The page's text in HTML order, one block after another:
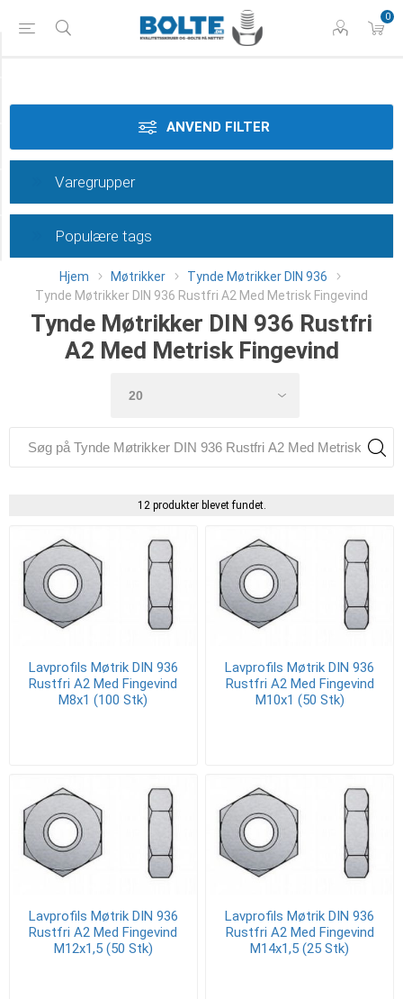
0
Hjem Møtrikker
Tynde Møtrikker DIN 936
Tynde Møtrikker DIN 936 Rustfri A2 Med Metrisk Fingevind
Tynde Møtrikker DIN 936 Rustfri
A2 Med Metrisk Fingevind
12 produkter blevet fundet.
Lavprofils Møtrik DIN 936
Rustfri A2 Med Fingevind
M8x1 (100 Stk)
Lavprofils Møtrik DIN 936
Rustfri A2 Med Fingevind
M10x1 (50 Stk)
Lavprofils Møtrik DIN 936
Rustfri A2 Med Fingevind
M12x1,5 (50 Stk)
Lavprofils Møtrik DIN 936
Rustfri A2 Med Fingevind
M14x1,5 (25 Stk)
ANVEND FILTER
Dimension
Category
Varegrupper
Populære tags